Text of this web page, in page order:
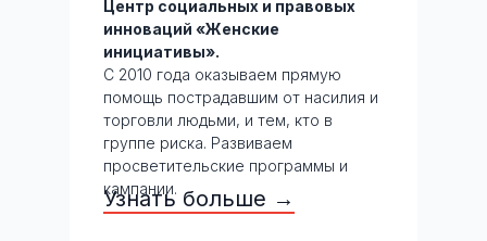
Центр социальных и правовых
инноваций «Женские
инициативы».
С 2010 года оказываем прямую
помощь пострадавшим от насилия и
торговли людьми, и тем, кто в
группе риска. Развиваем
просветительские программы и
кампании.
Узнать больше →